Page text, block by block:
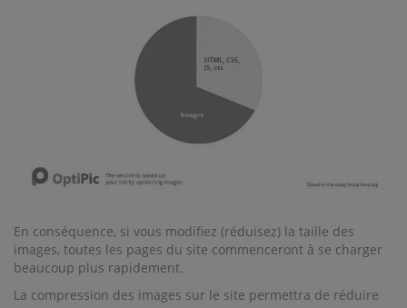
En conséquence, si vous modifiez (réduisez) la taille des
images, toutes les pages du site commenceront à se charger
beaucoup plus rapidement.
La compression des images sur le site permettra de réduire